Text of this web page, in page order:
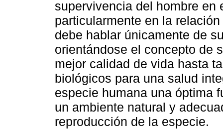
supervivencia del hombre en
particularmente en la
debe hablar únicamente de
orientándose el concepto de
mejor calidad de vida hasta
biológicos para una salud
especie humana una óptima
un ambiente natural y
reproducción de la especie.